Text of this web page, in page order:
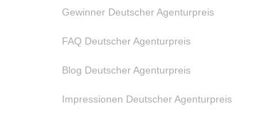
Gewinner Deutscher Agenturpreis
FAQ Deutscher Agenturpreis
Blog Deutscher Agenturpreis
Impressionen Deutscher Agenturpreis